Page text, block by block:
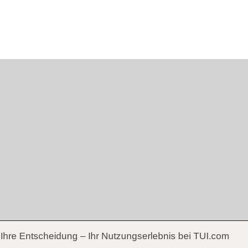
Ihre Entscheidung – Ihr Nutzungserlebnis bei TUI.com